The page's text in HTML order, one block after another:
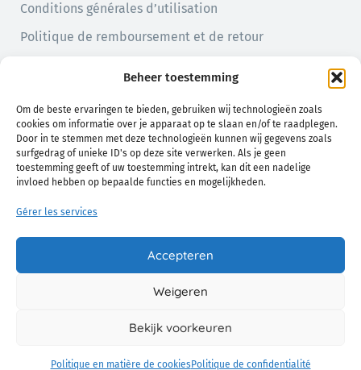
Beheer toestemming
Om de beste ervaringen te bieden, gebruiken wij technologieën zoals
cookies om informatie over je apparaat op te slaan en/of te raadplegen.
Door in te stemmen met deze technologieën kunnen wij gegevens zoals
surfgedrag of unieke ID's op deze site verwerken. Als je geen
toestemming geeft of uw toestemming intrekt, kan dit een nadelige
invloed hebben op bepaalde functies en mogelijkheden.
Gérer les services
Accepteren
Weigeren
Bekijk voorkeuren
Politique en matière de cookies Politique de confidentialité
Conditions générales d’utilisation
Politique de remboursement et de retour